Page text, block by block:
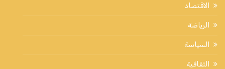
الاقتصاد
الرياضة
السياسة
الثقافية